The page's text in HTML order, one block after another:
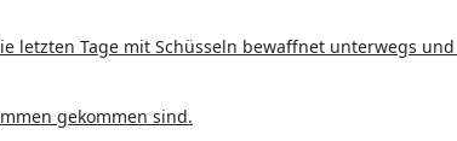
gekommen sind.